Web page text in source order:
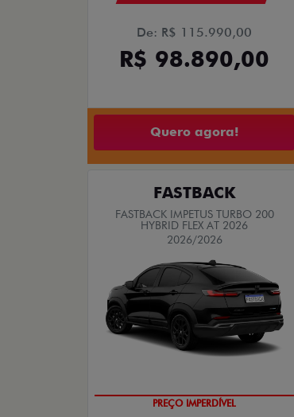
De: R$ 115.990,00
R$ 98.890,00
Quero agora!
FASTBACK
FASTBACK IMPETUS TURBO 200
HYBRID FLEX AT 2026
2026/2026